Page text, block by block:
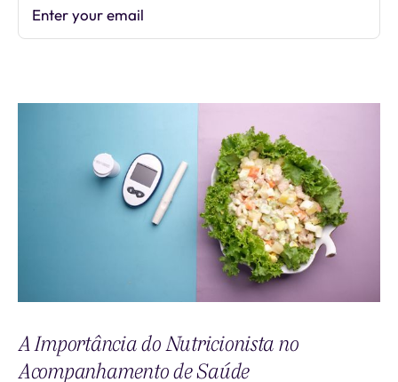
Enter your email
A Importância do Nutricionista no
Acompanhamento de Saúde